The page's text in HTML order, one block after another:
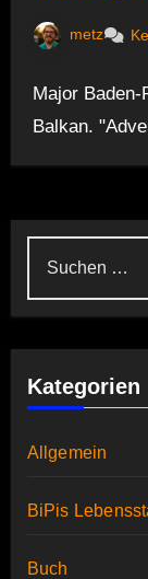
metz
Major
Balkan.
Kategorien
Allgemein
BiPis
Buch